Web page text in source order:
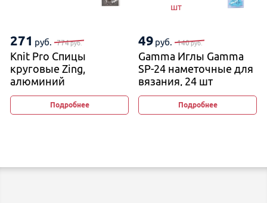
271 руб. 774руб.
Knit Pro Спицы
круговые Zing,
алюминий
Подробнее
шт
49 руб. 140руб.
Gamma Иглы Gamma
SP-24 наметочные для
вязания, 24 шт
Подробнее